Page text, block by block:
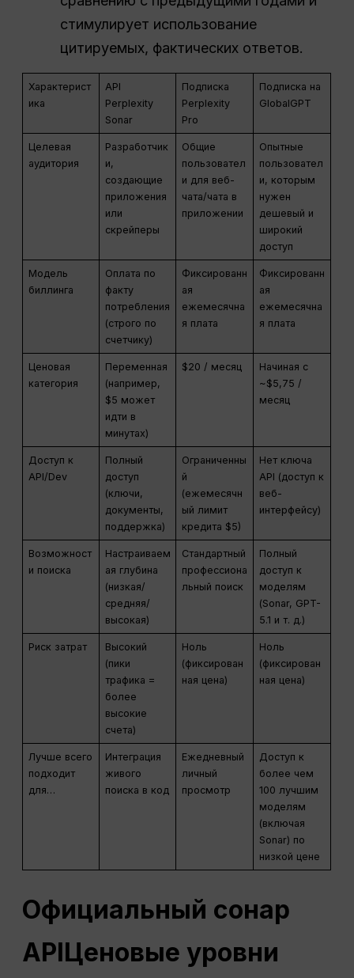
стимулирует использование
цитируемых, фактических ответов.
Характерист
ика
API
Perplexity
Sonar
Подписка
Perplexity
Pro
Подписка на
GlobalGPT
Целевая
аудитория
Разработчик
и,
создающие
приложения
или
скрейперы
Общие
пользовател
и для веб-
чата/чата в
приложении
Опытные
пользовател
и, которым
нужен
дешевый и
широкий
доступ
Модель
биллинга
Оплата по
факту
потребления
(строго по
счетчику)
Фиксированн
ая
ежемесячна
я плата
Фиксированн
ая
ежемесячна
я плата
Ценовая
категория
Переменная
(например,
$5 может
идти в
минутах)
$20 / месяц
Начиная с
~$5,75 /
месяц
Доступ к
API/Dev
Полный
доступ
(ключи,
документы,
поддержка)
Ограниченны
й
(ежемесячн
ый лимит
кредита $5)
Нет ключа
API (доступ к
веб-
интерфейсу)
Возможност
и поиска
Настраиваем
ая глубина
(низкая/
средняя/
высокая)
Стандартный
профессиона
льный поиск
Полный
доступ к
моделям
(Sonar, GPT-
5.1 и т. д.)
Риск затрат
Высокий
(пики
трафика =
более
высокие
счета)
Ноль
(фиксирован
ная цена)
Ноль
(фиксирован
ная цена)
Лучше всего
подходит
для…
Интеграция
живого
поиска в код
Ежедневный
личный
просмотр
Доступ к
более чем
100 лучшим
моделям
(включая
Sonar) по
низкой цене
Официальный сонар
APIЦеновые уровни